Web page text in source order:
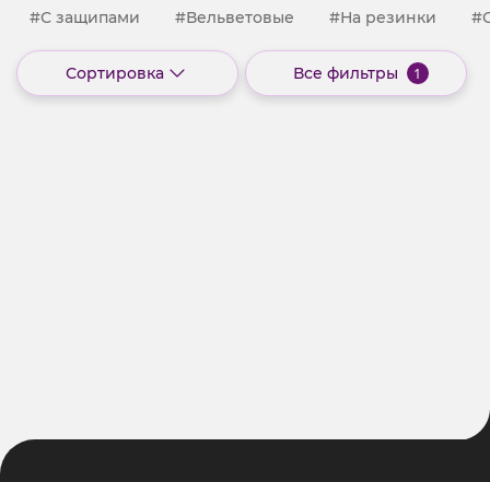
#С защипами #Вельветовые #На резинки
Сортировка Все фильтры 1